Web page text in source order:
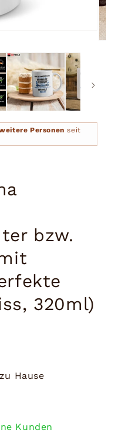
Personen seit
bzw.
320ml)
Hause
Kunden